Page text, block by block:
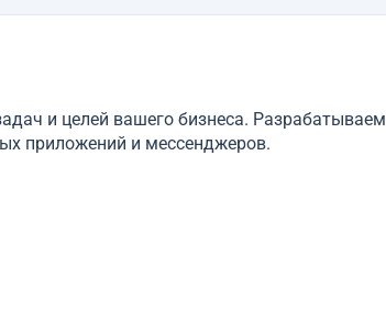
и целей вашего бизнеса. Разрабатываем
приложений и мессенджеров.